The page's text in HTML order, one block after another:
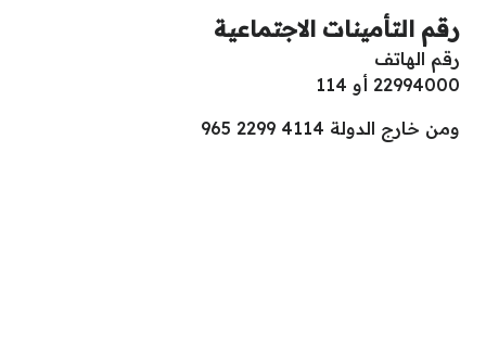
رقم التأمينات الاجتماعية
رقم الهاتف
22994000 أو 114
ومن خارج الدولة 4114 2299 965